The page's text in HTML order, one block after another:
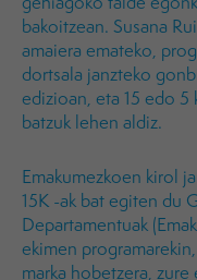
bakoitzean. Susana
amaiera emateko,
dortsala janzteko
edizioan, eta 15 edo
batzuk lehen aldiz.
Emakumezkoen kirol
15K -ak bat egiten du
Departamentuak
ekimen
marka hobetzera,